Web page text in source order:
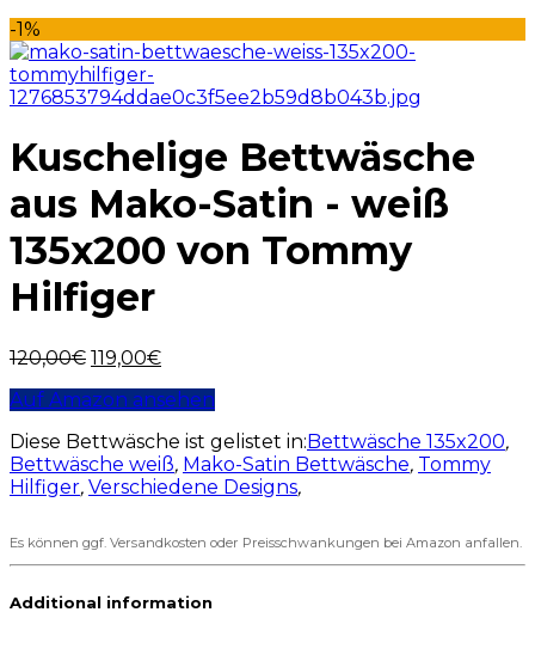
-1%
Kuschelige Bettwäsche
aus Mako-Satin - weiß
135x200 von Tommy
Hilfiger
120,00€ 119,00€
Auf Amazon ansehen
Diese Bettwäsche ist gelistet in:Bettwäsche 135x200,
Bettwäsche weiß, Mako-Satin Bettwäsche, Tommy
Hilfiger, Verschiedene Designs,
Es können ggf. Versandkosten oder Preisschwankungen bei Amazon anfallen.
Additional information